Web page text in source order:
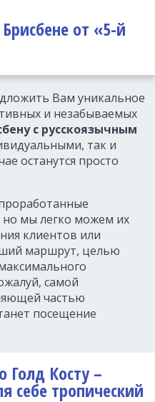
от «5-й
Вам уникальное
и незабываемых
с русскоязычным
так и
останутся просто
мы легко можем их
клиентов или
маршрут, целью
самой
частью
посещение
Голд Косту –
себе тропический